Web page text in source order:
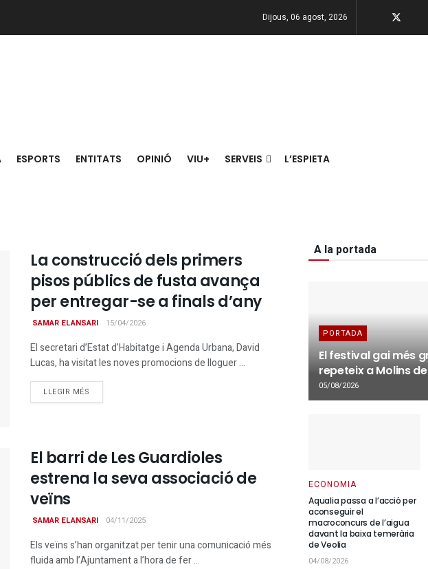
Dijous, 06 agost, 2026
ESPORTS ENTITATS OPINIÓ VIU+ SERVEIS L’ESPIETA
La construcció dels primers
pisos públics de fusta avança
per entregar-se a finals d’any
SAMAR ELANSARI 15/04/2026
El secretari d’Estat d’Habitatge i Agenda Urbana, David
Lucas, ha visitat les noves promocions de lloguer ...
LLEGIR MÉS
El barri de Les Guardioles
estrena la seva associació de
veïns
SAMAR ELANSARI 04/11/2025
Els veïns s’han organitzat per tenir una comunicació més
fluida amb l’Ajuntament a l’hora de fer ...
A la portada
PORTADA
El festival gai més
repeteix a Molins de
05/08/2026
ECONOMIA
Aqualia passa a l’acció per
aconseguir el
macroconcurs de l’aigua
davant la baixa temerària
de Veolia
04/08/2026